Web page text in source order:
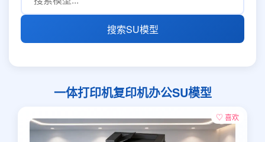
搜索SU模型
一体打印机复印机办公SU模型
♡ 喜欢